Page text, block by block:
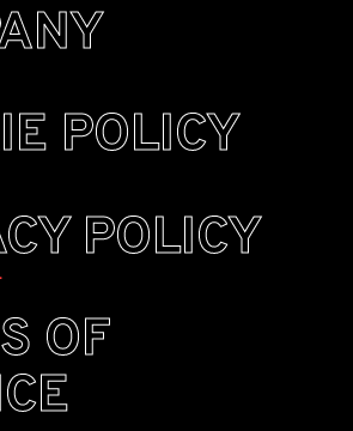
POLICY
POLICY
OF